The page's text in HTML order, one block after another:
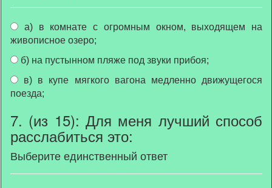
а) в комнате с огромным окном, выходящем на
живописное озеро;
б) на пустынном пляже под звуки прибоя;
в) в купе мягкого вагона медленно движущегося
поезда;
7. (из 15): Для меня лучший способ
расслабиться это:
Выберите единственный ответ